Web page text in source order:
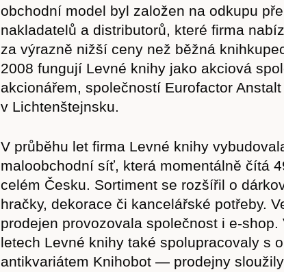
obchodní model byl založen na odkupu
nakladatelů a distributorů, které firma
za výrazně nižší ceny než běžná
2008 fungují Levné knihy jako akciová
akcionářem, společností Eurofactor
v Lichtenštejnsku.
V průběhu let firma Levné knihy
maloobchodní síť, která momentálně čítá
celém Česku. Sortiment se rozšířil o
hračky, dekorace či kancelářské potřeby.
prodejen provozovala společnost i e-shop.
letech Levné knihy také spolupracovaly s
antikvariátem Knihobot — prodejny